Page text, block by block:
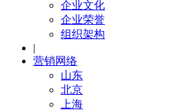
企业文化
企业荣誉
组织架构
|
营销网络
山东
北京
上海